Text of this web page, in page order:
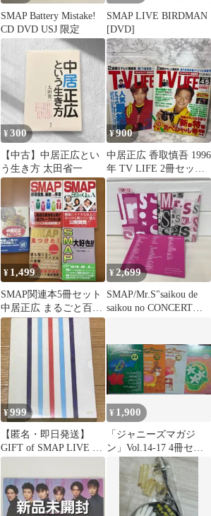
SMAP Battery Mistake!
CD DVD USJ 限定
SMAP LIVE BIRDMAN
[DVD]
¥300
【中古】中居正広とい
う生き方 太田省一
¥900
中居正広 香取慎吾 1996
年 TV LIFE 2冊セット
※送料無料 即購入可
¥ 1,499
SMAP関連本5冊セット
中居正広 まるごと百科
崩壊現象と解散への序
章 他
¥2,699
SMAP/Mr.S"saikou de
saikou no CONCERT
¥999
【匿名・即日発送】
GIFT of SMAP LIVE 国
内正規品 DVD
¥ 1,900
「ジャニーズマガジ
ン」Vol.14-17 4冊セッ